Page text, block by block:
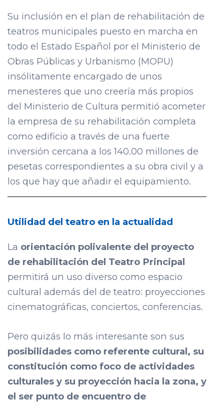
Su inclusión en el plan de rehabilitación de
teatros municipales puesto en marcha en
todo el Estado Español por el Ministerio de
Obras Públicas y Urbanismo (MOPU)
insólitamente encargado de unos
menesteres que uno creería más propios
del Ministerio de Cultura permitió acometer
la empresa de su rehabilitación completa
como edificio a través de una fuerte
inversión cercana a los 140.00 millones de
pesetas correspondientes a su obra civil y a
los que hay que añadir el equipamiento.
Utilidad del teatro en la actualidad
La orientación polivalente del proyecto
de rehabilitación del Teatro Principal
permitirá un uso diverso como espacio
cultural además del de teatro: proyecciones
cinematográficas, conciertos, conferencias.
Pero quizás lo más interesante son sus
posibilidades como referente cultural, su
constitución como foco de actividades
culturales y su proyección hacia la zona, y
el ser punto de encuentro de